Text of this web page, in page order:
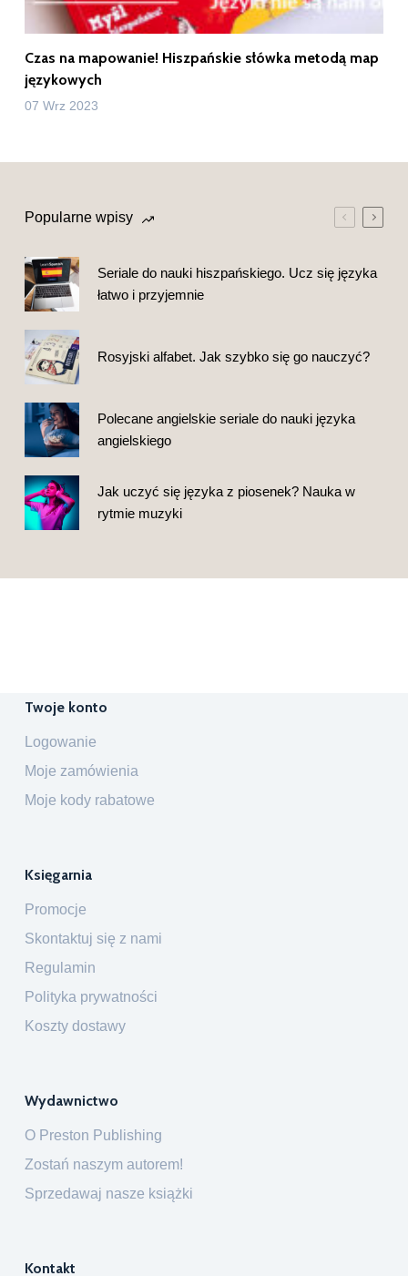
Czas na mapowanie! Hiszpańskie słówka metodą map
językowych
07 Wrz 2023
Popularne wpisy
Seriale do nauki hiszpańskiego. Ucz się języka
łatwo i przyjemnie
Rosyjski alfabet. Jak szybko się go nauczyć?
Polecane angielskie seriale do nauki języka
angielskiego
Jak uczyć się języka z piosenek? Nauka w
rytmie muzyki
Twoje konto
Logowanie
Moje zamówienia
Moje kody rabatowe
Księgarnia
Promocje
Skontaktuj się z nami
Regulamin
Polityka prywatności
Koszty dostawy
Wydawnictwo
O Preston Publishing
Zostań naszym autorem!
Sprzedawaj nasze książki
Kontakt